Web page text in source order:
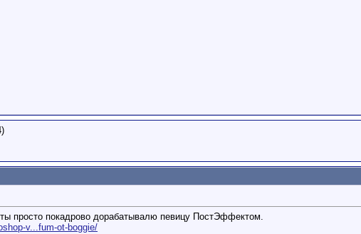
просто покадрово дорабатывалю певицу ПостЭффектом.
v...fum-ot-boggie/